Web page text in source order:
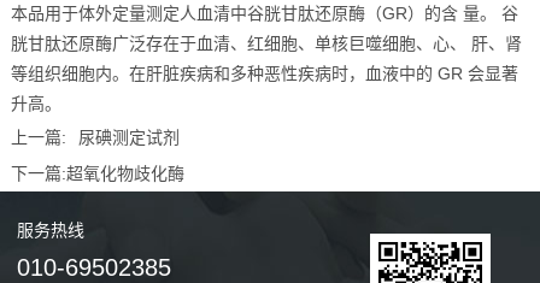
本品用于体外定量测定人血清中谷胱甘肽还原酶（GR）的含 量。 谷
胱甘肽还原酶广泛存在于血清、红细胞、单核巨噬细胞、心、 肝、肾
等组织细胞内。在肝脏疾病和多种恶性疾病时，血液中的 GR 会显著
升高。
上一篇:
尿碘测定试剂
下一篇:超氧化物歧化酶
服务热线
010-69502385